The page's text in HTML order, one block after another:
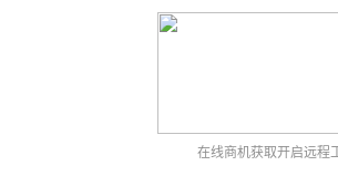
在线商机获取开启远程